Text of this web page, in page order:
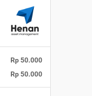
Rp 50.000
Rp 50.000